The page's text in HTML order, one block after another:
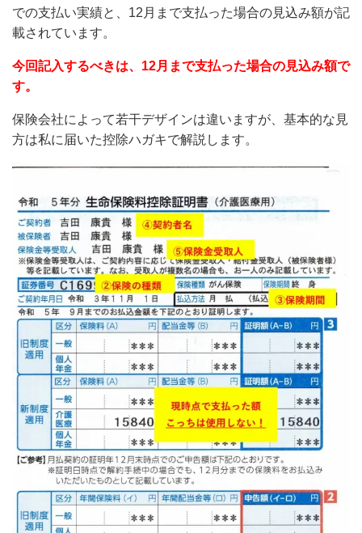
での支払い実績と、12月まで支払った場合の見込み額が記
載されています。
今回記入するべきは、12月まで支払った場合の見込み額で
す。
保険会社によって若干デザインは違いますが、基本的な見
方は私に届いた控除ハガキで解説します。